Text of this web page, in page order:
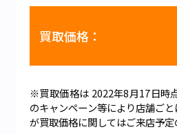
買取価格：
※買取価格は 2022年8月17日時
のキャンペーン等により店舗ご
が買取価格に関してはご来店予